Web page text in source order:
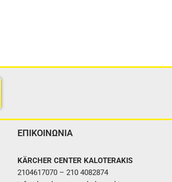
ΕΠΙΚΟΙΝΩΝΙΑ
KÄRCHER CENTER KALOTERAKIS
2104617070 – 210 4082874